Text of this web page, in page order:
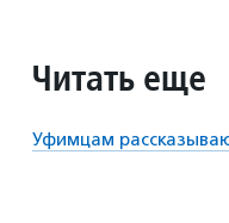
Читать еще
Уфимцам